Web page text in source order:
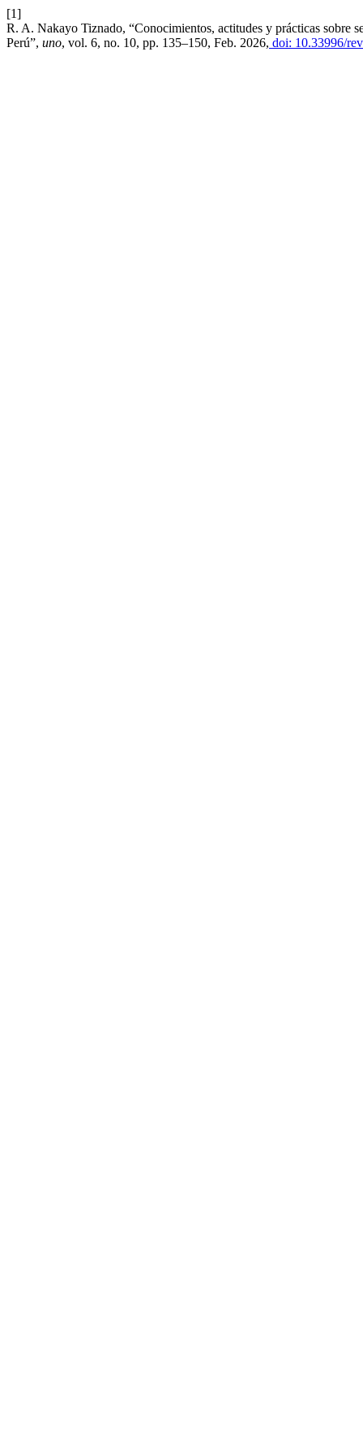
[1]
R. A. Nakayo Tiznado, “Conocimientos, actitudes y prácticas sobre
Perú”, uno, vol. 6, no. 10, pp. 135–150, Feb. 2026, doi: 10.33996/